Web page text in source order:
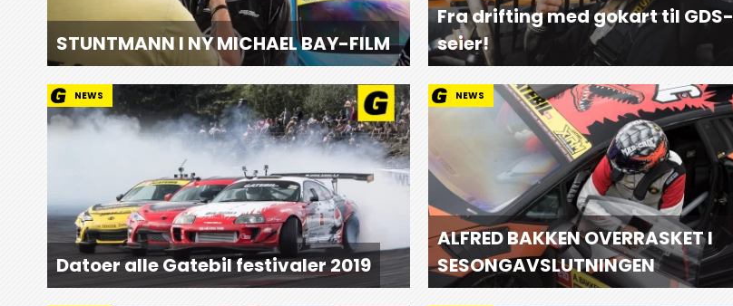
STUNTMANN I NY MICHAEL BAY-FILM
Fra drifting med gokart til GDS-
seier!
NEWS
Datoer alle Gatebil festivaler 2019
NEWS
ALFRED BAKKEN OVERRASKET I
SESONGAVSLUTNINGEN